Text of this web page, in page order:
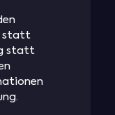
statt
statt